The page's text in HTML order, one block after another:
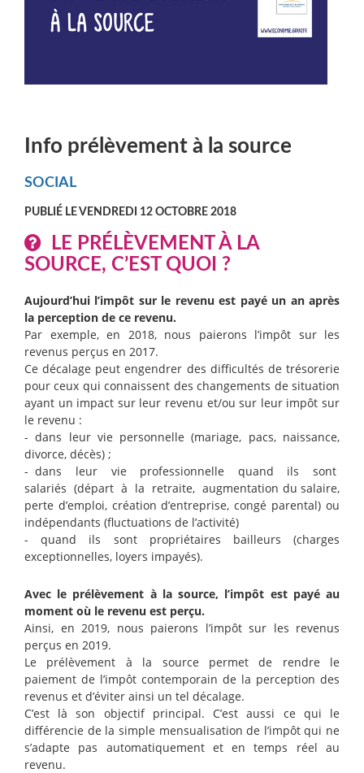
Info prélèvement à la source
SOCIAL
PUBLIÉ LE VENDREDI 12 OCTOBRE 2018
LE PRÉLÈVEMENT À LA
SOURCE, C’EST QUOI ?
Aujourd’hui l’impôt sur le revenu est payé un an après
la perception de ce revenu.
Par exemple, en 2018, nous paierons l’impôt sur les
revenus perçus en 2017.
Ce décalage peut engendrer des difficultés de trésorerie
pour ceux qui connaissent des changements de situation
ayant un impact sur leur revenu et/ou sur leur impôt sur
le revenu :
- dans leur vie personnelle (mariage, pacs, naissance,
divorce, décès) ;
- dans leur vie professionnelle quand ils sont
salariés (départ à la retraite, augmentation du salaire,
perte d’emploi, création d’entreprise, congé parental) ou
indépendants (fluctuations de l’activité)
- quand ils sont propriétaires bailleurs (charges
exceptionnelles, loyers impayés).
Avec le prélèvement à la source, l’impôt est payé au
moment où le revenu est perçu.
Ainsi, en 2019, nous paierons l’impôt sur les revenus
perçus en 2019.
Le prélèvement à la source permet de rendre le
paiement de l’impôt contemporain de la perception des
revenus et d’éviter ainsi un tel décalage.
C’est là son objectif principal. C’est aussi ce qui le
différencie de la simple mensualisation de l’impôt qui ne
s’adapte pas automatiquement et en temps réel au
revenu.